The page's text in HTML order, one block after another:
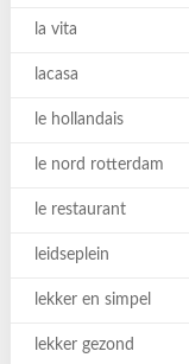
la vita
lacasa
le hollandais
le nord rotterdam
le restaurant
leidseplein
lekker en simpel
lekker gezond